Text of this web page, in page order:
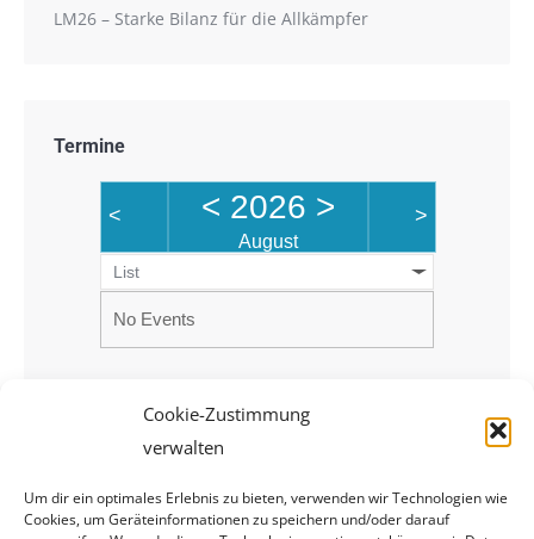
Cookie-Zustimmung
verwalten
Um dir ein optimales Erlebnis zu bieten, verwenden wir Technologien wie
Cookies, um Geräteinformationen zu speichern und/oder darauf
LM26 – Starke Bilanz für die Allkämpfer
Termine
< < 2026 >
August
>
List
No Events